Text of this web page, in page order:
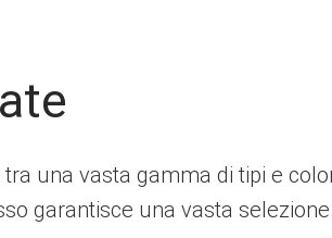
una vasta gamma di tipi e
garantisce una vasta